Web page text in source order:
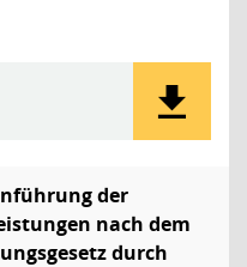
der
nach dem
durch